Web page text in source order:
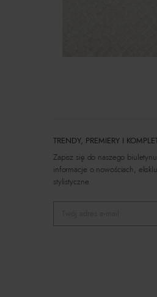
TRENDY, PREMIERY I
Zapisz się do naszego
informacje o nowościach,
stylistyczne.